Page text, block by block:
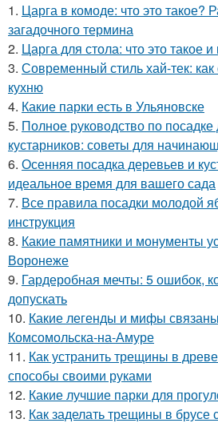
1. Царга в комоде: что это такое?
загадочного термина
2. Царга для стола: что это такое
3. Современный стиль хай-тек:
кухню
4. Какие парки есть в Ульяновске
5. Полное руководство по посадке
кустарников: советы для
6. Осенняя посадка деревьев и
идеальное время для вашего сада
7. Все правила посадки молодой
инструкция
8. Какие памятники и монументы
Воронеже
9. Гардеробная мечты: 5 ошибок,
допускать
10. Какие легенды и мифы
Комсомольска-на-Амуре
11. Как устранить трещины в
способы своими руками
12. Какие лучшие парки для
13. Как заделать трещины в брусе